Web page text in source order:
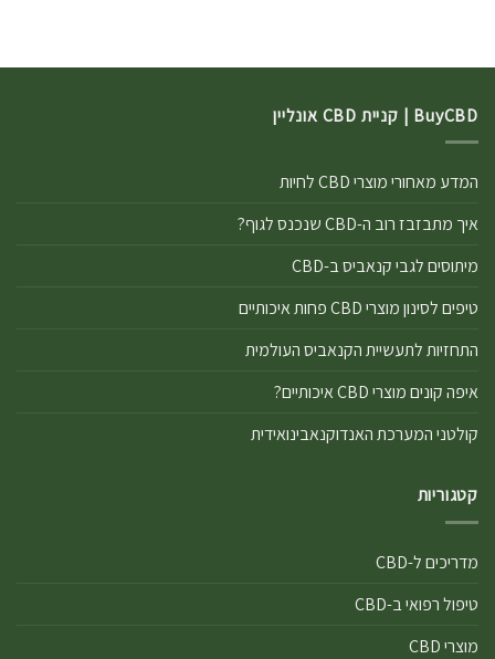
BuyCBD | קניית CBD אונליין
המדע מאחורי מוצרי CBD לחיות
איך מתבזבז רוב ה-CBD שנכנס לגוף?
מיתוסים לגבי קנאביס ב-CBD
טיפים לסינון מוצרי CBD פחות איכותיים
התחזיות לתעשיית הקנאביס העולמית
איפה קונים מוצרי CBD איכותיים?
קולטני המערכת האנדוקנאבינואידית
קטגוריות
מדריכים ל-CBD
טיפול רפואי ב-CBD
מוצרי CBD